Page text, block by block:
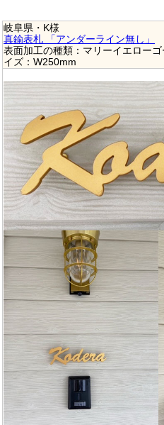
岐阜県・K様
真鍮表札 「アンダーライン無し」
表面加工の種類：マリーイエロー
イズ：W250mm